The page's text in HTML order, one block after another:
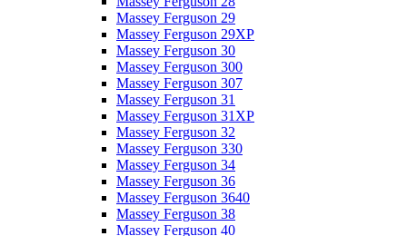
Massey Ferguson 29
Massey Ferguson 29XP
Massey Ferguson 30
Massey Ferguson 300
Massey Ferguson 307
Massey Ferguson 31
Massey Ferguson 31XP
Massey Ferguson 32
Massey Ferguson 330
Massey Ferguson 34
Massey Ferguson 36
Massey Ferguson 3640
Massey Ferguson 38
Massey Ferguson 40